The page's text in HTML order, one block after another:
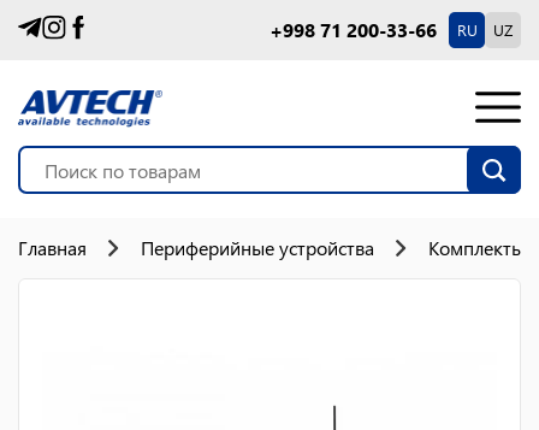
+998 71 200-33-66 RU UZ
Главная Периферийные устройства Комплекты